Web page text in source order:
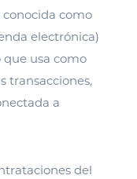
como
electrónica)
usa como
transacciones,
a
del